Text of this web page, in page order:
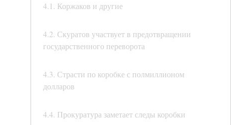
4.1. Коржаков и другие
4.2. Скуратов участвует в предотвращении
государственного переворота
4.3. Страсти по коробке с полмиллионом
долларов
4.4. Прокуратура заметает следы коробки